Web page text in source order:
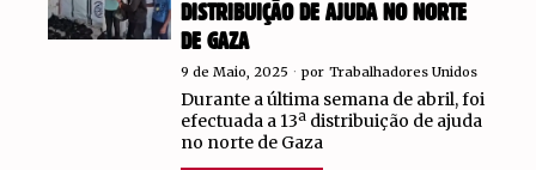
DISTRIBUIÇÃO DE AJUDA NO NORTE
DE GAZA
9 de Maio, 2025 por Trabalhadores Unidos
Durante a última semana de abril, foi
efectuada a 13ª distribuição de ajuda
no norte de Gaza